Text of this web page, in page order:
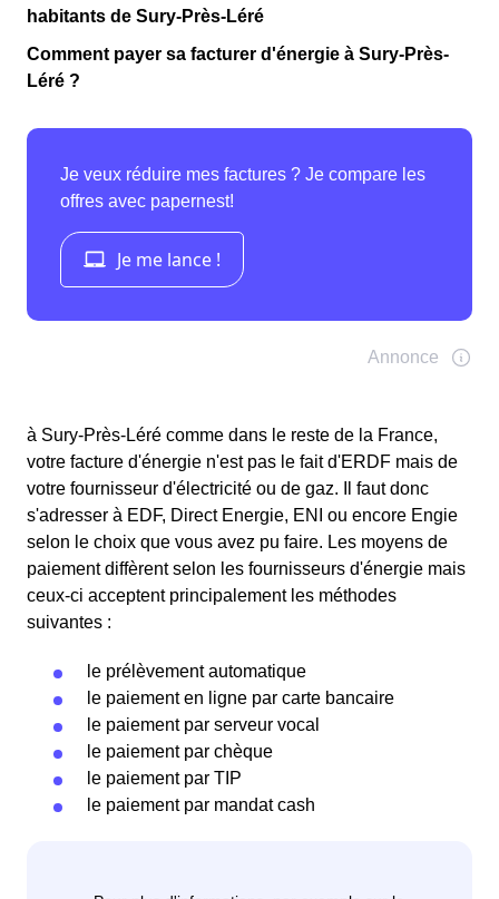
habitants de Sury-Près-Léré
Comment payer sa facturer d'énergie à Sury-Près-
Léré ?
à Sury-Près-Léré comme dans le reste de la France,
votre facture d'énergie n'est pas le fait d'ERDF mais de
votre fournisseur d'électricité ou de gaz. Il faut donc
s'adresser à EDF, Direct Energie, ENI ou encore Engie
selon le choix que vous avez pu faire. Les moyens de
paiement diffèrent selon les fournisseurs d'énergie mais
ceux-ci acceptent principalement les méthodes
suivantes :
le prélèvement automatique
le paiement en ligne par carte bancaire
le paiement par serveur vocal
le paiement par chèque
le paiement par TIP
le paiement par mandat cash